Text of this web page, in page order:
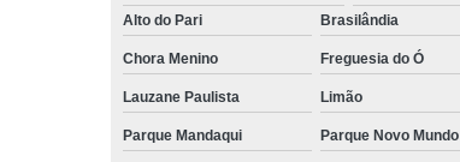
Alto do Pari
Brasilândia
Chora Menino Freguesia do Ó
Lauzane Paulista Limão
Parque Mandaqui Parque Novo Mundo